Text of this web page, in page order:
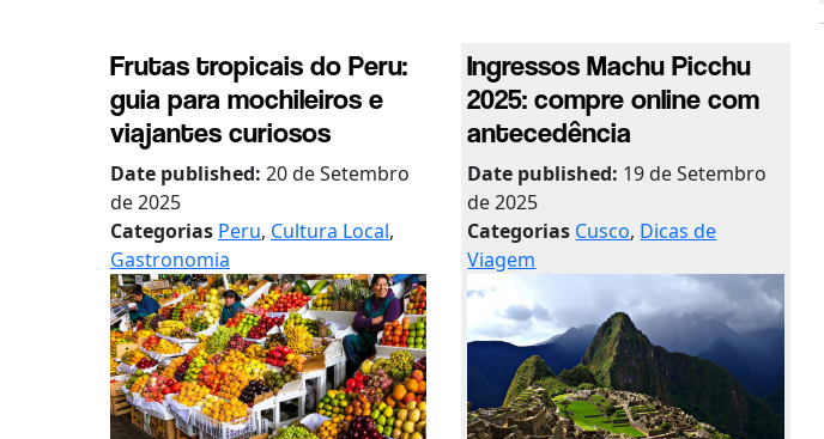
Frutas tropicais do Peru:
guia para mochileiros e
viajantes curiosos
Date published: 20 de Setembro
de 2025
Categorias Peru, Cultura Local,
Gastronomia
Ingressos Machu Picchu
2025: compre online com
antecedência
Date published: 19 de Setembro
de 2025
Categorias Cusco, Dicas de
Viagem